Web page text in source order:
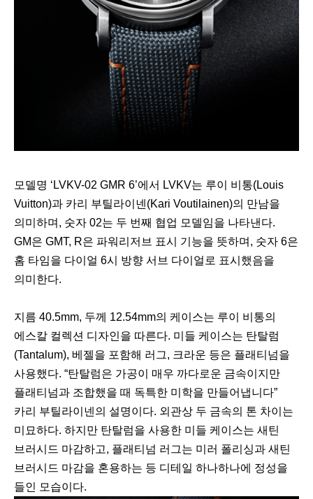
모델명 ‘LVKV-02 GMR 6’에서 LVKV는 루이 비통(Louis
Vuitton)과 카리 부틸라이넨(Kari Voutilainen)의 만남을
의미하며, 숫자 02는 두 번째 협업 모델임을 나타낸다.
GM은 GMT, R은 파워리저브 표시 기능을 뜻하며, 숫자 6은
홈 타임을 다이얼 6시 방향 서브 다이얼로 표시했음을
의미한다.
지름 40.5mm, 두께 12.54mm의 케이스는 루이 비통의
에스칼 컬렉션 디자인을 따른다. 미들 케이스는 탄탈럼
(Tantalum), 베젤을 포함해 러그, 크라운 등은 플래티넘을
사용했다. “탄탈럼은 가공이 매우 까다로운 금속이지만
플래티넘과 조합했을 때 독특한 미학을 만들어냅니다”
카리 부틸라이넨의 설명이다. 외관상 두 금속의 톤 차이는
미묘하다. 하지만 탄탈럼을 사용한 미들 케이스는 새틴
브러시드 마감하고, 플래티넘 러그는 미러 폴리싱과 새틴
브러시드 마감을 혼용하는 등 디테일 하나하나에 정성을
들인 모습이다.